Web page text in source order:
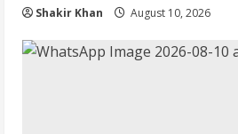
Shakir Khan August 10, 2026